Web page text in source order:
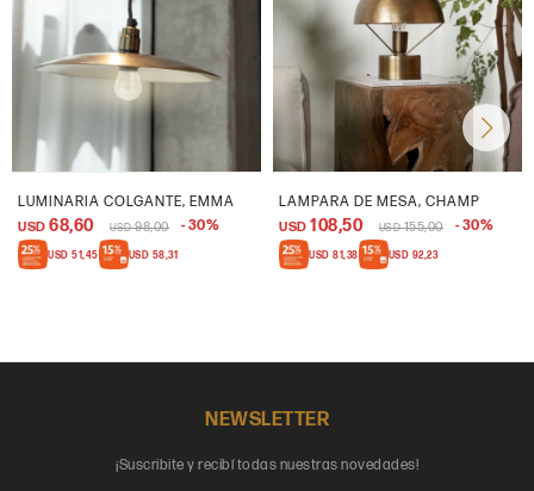
LUMINARIA COLGANTE, EMMA
USD 68,60 USD 98,00 30
USD 51,45 USD 58,31
LAMPARA DE MESA, CHAMP
USD 108,50 USD 155,00 30
USD 81,38 USD 92,23
NEWSLETTER
¡Suscribite y recibí todas nuestras novedades!